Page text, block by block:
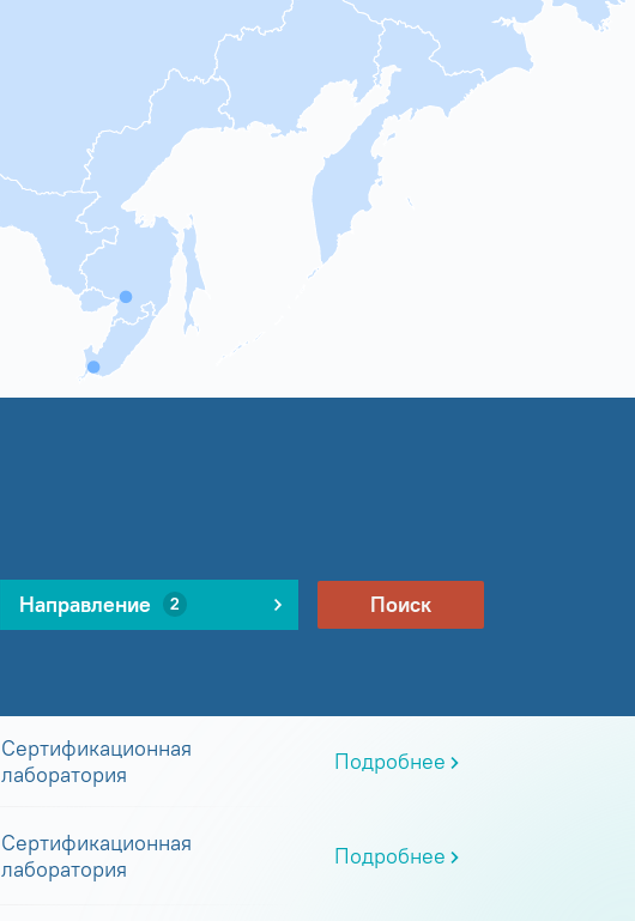
Направление 2 Поиск
Сертификационная
лаборатория
Подробнее
Сертификационная
лаборатория
Подробнее